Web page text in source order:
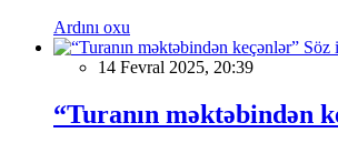
Ardını oxu
Söz
14 Fevral 2025, 20:39
“Turanın məktəbindən